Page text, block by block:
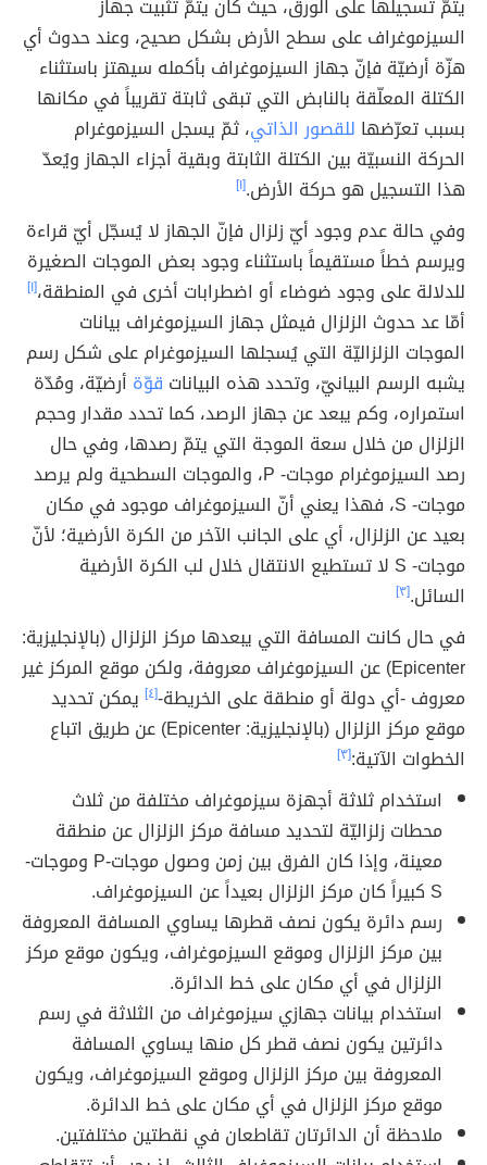
يتمّ تسجيلها على الورق، حيث كان يتمّ تثبيت جهاز
السيزموغراف على سطح الأرض بشكل صحيح، وعند حدوث أي
هزّة أرضيّة فإنّ جهاز السيزموغراف بأكمله سيهتز باستثناء
الكتلة المعلّقة بالنابض التي تبقى ثابتة تقريباً في مكانها
بسبب تعرّضها للقصور الذاتي، ثمّ يسجل السيزموغرام
الحركة النسبيّة بين الكتلة الثابتة وبقية أجزاء الجهاز ويُعدّ
هذا التسجيل هو حركة الأرض.[١]
وفي حالة عدم وجود أيّ زلزال فإنّ الجهاز لا يُسجّل أيّ قراءة
ويرسم خطاً مستقيماً باستثناء وجود بعض الموجات الصغيرة
للدلالة على وجود ضوضاء أو اضطرابات أخرى في المنطقة،[١]
أمّا عد حدوث الزلزال فيمثل جهاز السيزموغراف بيانات
الموجات الزلزاليّة التي يُسجلها السيزموغرام على شكل رسم
يشبه الرسم البيانيّ، وتحدد هذه البيانات قوّة أرضيّة، ومُدّة
استمراره، وكم يبعد عن جهاز الرصد، كما تحدد مقدار وحجم
الزلزال من خلال سعة الموجة التي يتمّ رصدها، وفي حال
رصد السيزموغرام موجات- P، والموجات السطحية ولم يرصد
موجات- S، فهذا يعني أنّ السيزموغراف موجود في مكان
بعيد عن الزلزال، أي على الجانب الآخر من الكرة الأرضية؛ لأنّ
موجات- S لا تستطيع الانتقال خلال لب الكرة الأرضية
السائل.[٣]
في حال كانت المسافة التي يبعدها مركز الزلزال (بالإنجليزية:
Epicenter) عن السيزموغراف معروفة، ولكن موقع المركز غير
معروف -أي دولة أو منطقة على الخريطة-[٤]
يمكن تحديد
موقع مركز الزلزال (بالإنجليزية: Epicenter) عن طريق اتباع
الخطوات الآتية:[٣]
استخدام ثلاثة أجهزة سيزموغراف مختلفة من ثلاث
محطات زلزاليّة لتحديد مسافة مركز الزلزال عن منطقة
معينة، وإذا كان الفرق بين زمن وصول موجات-P وموجات-
S كبيراً كان مركز الزلزال بعيداً عن السيزموغراف.
رسم دائرة يكون نصف قطرها يساوي المسافة المعروفة
بين مركز الزلزال وموقع السيزموغراف، ويكون موقع مركز
الزلزال في أي مكان على خط الدائرة.
استخدام بيانات جهازي سيزموغراف من الثلاثة في رسم
دائرتين يكون نصف قطر كل منها يساوي المسافة
المعروفة بين مركز الزلزال وموقع السيزموغراف، ويكون
موقع مركز الزلزال في أي مكان على خط الدائرة.
ملاحظة أن الدائرتان تقاطعان في نقطتين مختلفتين.